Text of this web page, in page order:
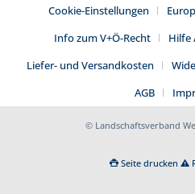
Cookie-Einstellungen
Info zum V+Ö-Recht
Hilfe
Liefer- und Versandkosten
AGB
© Landschaftsverband
Seite drucken